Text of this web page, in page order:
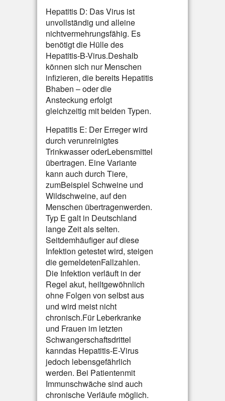
Hepatitis D: Das Virus ist
unvollständig und alleine
nichtvermehrungsfähig. Es
benötigt die Hülle des
Hepatitis-B-Virus.Deshalb
können sich nur Menschen
infizieren, die bereits Hepatitis
Bhaben – oder die
Ansteckung erfolgt
gleichzeitig mit beiden Typen.
Hepatitis E: Der Erreger wird
durch verunreinigtes
Trinkwasser oderLebensmittel
übertragen. Eine Variante
kann auch durch Tiere,
zumBeispiel Schweine und
Wildschweine, auf den
Menschen übertragenwerden.
Typ E galt in Deutschland
lange Zeit als selten.
Seitdemhäufiger auf diese
Infektion getestet wird, steigen
die gemeldetenFallzahlen.
Die Infektion verläuft in der
Regel akut, heiltgewöhnlich
ohne Folgen von selbst aus
und wird meist nicht
chronisch.Für Leberkranke
und Frauen im letzten
Schwangerschaftsdrittel
kanndas Hepatitis-E-Virus
jedoch lebensgefährlich
werden. Bei Patientenmit
Immunschwäche sind auch
chronische Verläufe möglich.